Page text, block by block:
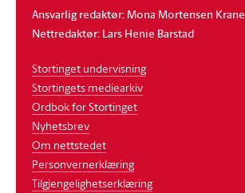
Ansvarlig redaktør: Mona Mortensen Krane
Nettredaktør: Lars Henie Barstad
Stortinget undervisning
Stortingets mediearkiv
Ordbok for Stortinget
Nyhetsbrev
Om nettstedet
Personvernerklæring
Tilgjengelighetserklæring